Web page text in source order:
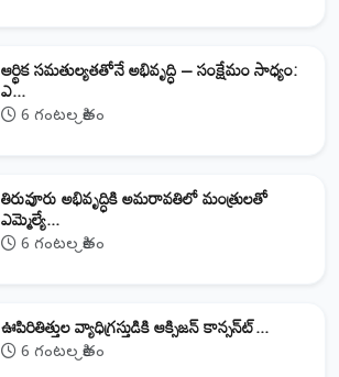
ఆర్థిక సమతుల్యతతోనే అభివృద్ధి – సంక్షేమం సాధ్యం:
ఎ...
6 గంటల క్రితం
తిరువూరు అభివృద్ధికి అమరావతిలో మంత్రులతో
ఎమ్మెల్యే...
6 గంటల క్రితం
ఊపిరితిత్తుల వ్యాధిగ్రస్తుడికి ఆక్సిజన్ కాన్సన్‌ట్...
6 గంటల క్రితం